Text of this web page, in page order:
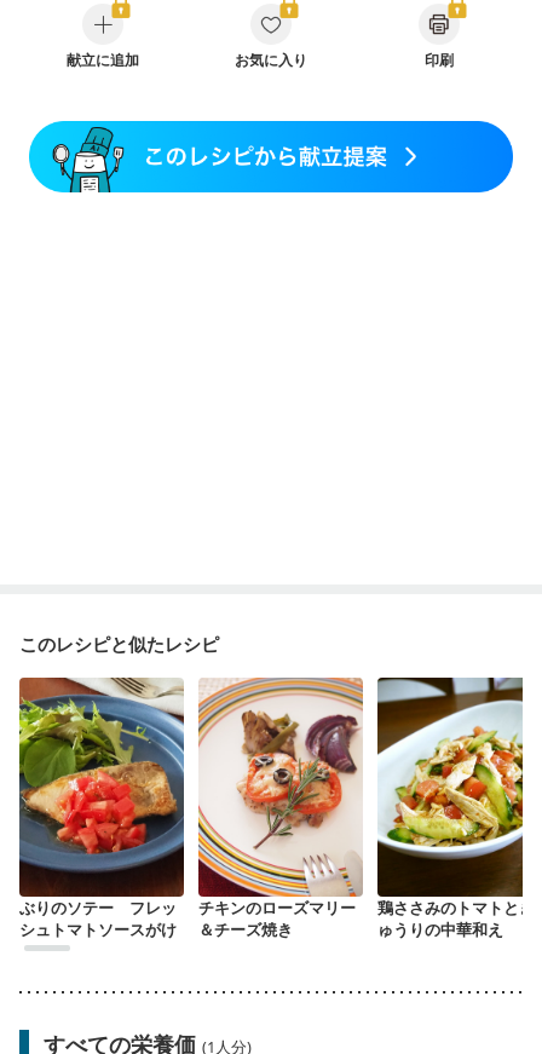
乳がん（ホルモン療法中）
乳がん（放射線治療中）
乳がん治療を終えた方・経過観察中の方など
食欲がない
産後（ミルク）
骨粗しょう症
関節リウマチ
献立に追加 お気に入り 印刷
このレシピと似たレシピ
ぶりのソテー フレッ
シュトマトソースがけ
チキンのローズマリー
＆チーズ焼き
鶏ささみのトマトとき
ゅうりの中華和え
すべての栄養価 (1人分)